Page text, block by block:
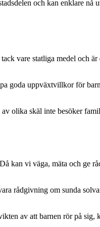
och kan enklare nå
vare statliga medel och
goda uppväxtvillkor för
olika skäl inte besöker
kan vi väga, mäta och ge
rådgivning om sunda
av att barnen rör på sig,